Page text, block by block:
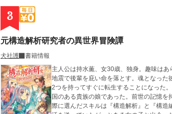
3
元構造解析研究者の異世界冒険譚
犬社護
書籍情報
主人公は持水薫、女30歳、独身。趣味は
地震で後輩を庇い命を落とす。魂となっ
2つを持ってすぐに転生することになった
国のある貴族の娘であった。前世の記憶
際に選んだスキルは『構造解析』と『構